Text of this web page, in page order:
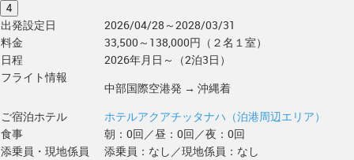
4
出発設定日
2026/04/28～2028/03/31
料金
33,500～138,000円（２名１室）
日程
2026年月日～（2泊3日）
フライト情報
中部国際空港発 → 沖縄着
ご宿泊ホテル
ホテルアクアチッタナハ（泊港周辺エリア）
食事
朝：0回／昼：0回／夜：0回
添乗員・現地係員
添乗員：なし／現地係員：なし